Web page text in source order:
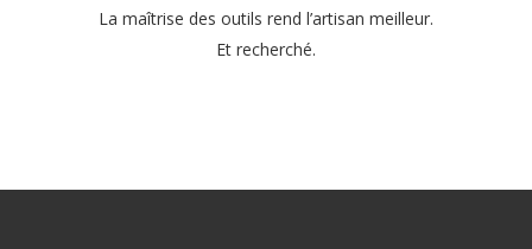
La maîtrise des outils rend l’artisan meilleur.
Et recherché.